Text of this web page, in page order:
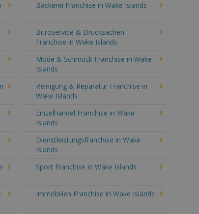
Bäckerei Franchise in Wake Islands
Büroservice & Drucksachen
Franchise in Wake Islands
Mode & Schmuck Franchise in Wake
Islands
Reinigung & Reparatur Franchise in
Wake Islands
Einzelhandel Franchise in Wake
Islands
Dienstleistungsfranchise in Wake
Islands
Sport Franchise in Wake Islands
Immobilien Franchise in Wake Islands